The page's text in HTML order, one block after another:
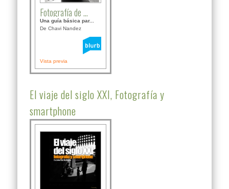
Fotografía de ...
Una guía básica par...
De Chavi Nandez
Vista previa
El viaje del siglo XXI, Fotografía y
smartphone